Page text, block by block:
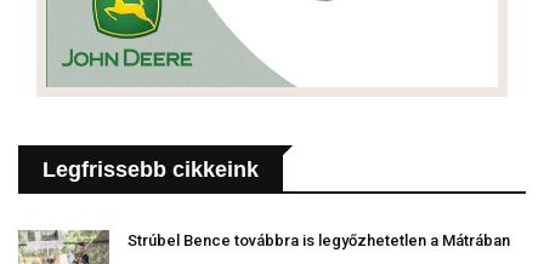
Legfrissebb cikkeink
Strúbel Bence továbbra is legyőzhetetlen a Mátrában